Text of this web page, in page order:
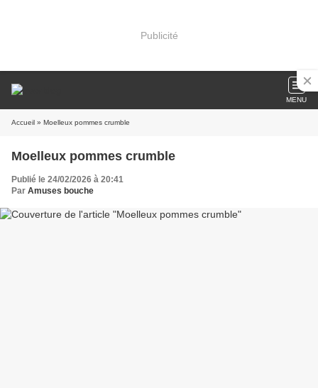
Publicité
MENU
Accueil » Moelleux pommes crumble
Moelleux pommes crumble
Publié le 24/02/2026 à 20:41
Par Amuses bouche